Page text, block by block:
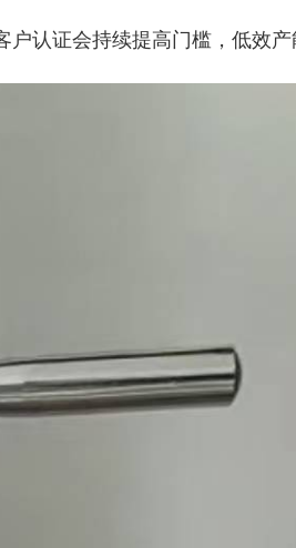
认证会持续提高门槛，低效产